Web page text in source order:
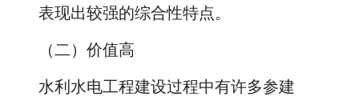
表现出较强的综合性特点。
（二）价值高
水利水电工程建设过程中有许多参建